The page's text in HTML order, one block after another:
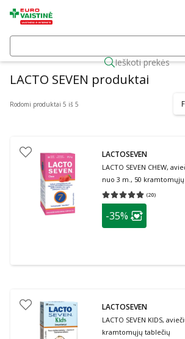
Ieškoti prekės
LACTO SEVEN produktai
Rodomi produktai 5 iš 5
LACTOSEVEN
LACTO SEVEN CHEW,
nuo 3 m., 50
(20)
Vidutinis įvertinimas 5.00
patarimas
Lojalumo
-35%
LACTOSEVEN
LACTO SEVEN KIDS,
kramtomųjų tablečių